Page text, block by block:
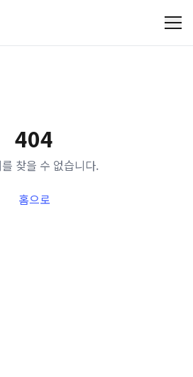
404
찾을 수 없습니다.
홈으로